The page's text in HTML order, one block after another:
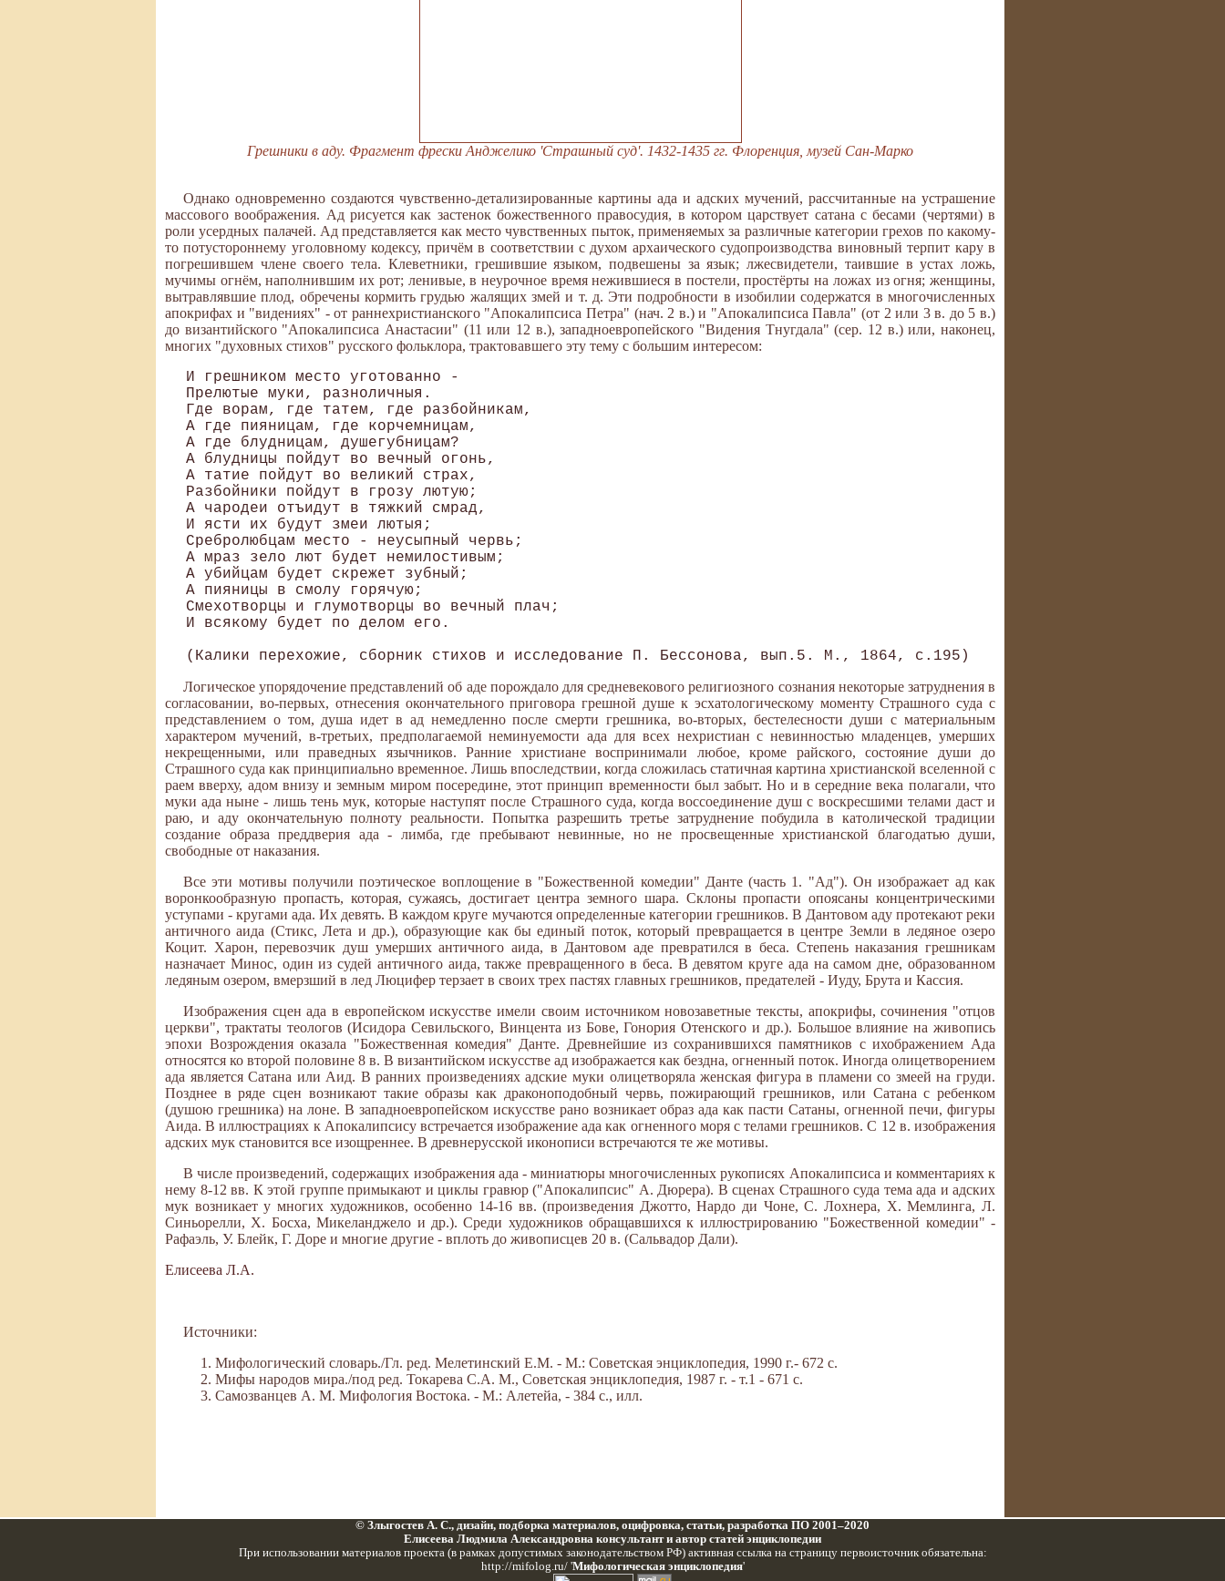
Грешники в аду. Фрагмент фрески Анджелико 'Страшный суд'. 1432-1435 гг. Флоренция, музей Сан-Марко
Однако одновременно создаются чувственно-детализированные картины ада и адских мучений, рассчитанные на устрашение
массового воображения. Ад рисуется как застенок божественного правосудия, в котором царствует сатана с бесами (чертями) в
роли усердных палачей. Ад представляется как место чувственных пыток, применяемых за различные категории грехов по какому-
то потустороннему уголовному кодексу, причём в соответствии с духом архаического судопроизводства виновный терпит кару в
погрешившем члене своего тела. Клеветники, грешившие языком, подвешены за язык; лжесвидетели, таившие в устах ложь,
мучимы огнём, наполнившим их рот; ленивые, в неурочное время нежившиеся в постели, простёрты на ложах из огня; женщины,
вытравлявшие плод, обречены кормить грудью жалящих змей и т. д. Эти подробности в изобилии содержатся в многочисленных
апокрифах и "видениях" - от раннехристианского "Апокалипсиса Петра" (нач. 2 в.) и "Апокалипсиса Павла" (от 2 или 3 в. до 5 в.)
до византийского "Апокалипсиса Анастасии" (11 или 12 в.), западноевропейского "Видения Тнугдала" (сер. 12 в.) или, наконец,
многих "духовных стихов" русского фольклора, трактовавшего эту тему с большим интересом:
И грешником место уготованно -
Прелютые муки, разноличныя.
Где ворам, где татем, где разбойникам,
А где пияницам, где корчемницам,
А где блудницам, душегубницам?
А блудницы пойдут во вечный огонь,
А татие пойдут во великий страх,
Разбойники пойдут в грозу лютую;
А чародеи отъидут в тяжкий смрад,
И ясти их будут змеи лютыя;
Сребролюбцам место - неусыпный червь;
А мраз зело лют будет немилостивым;
А убийцам будет скрежет зубный;
А пияницы в смолу горячую;
Смехотворцы и глумотворцы во вечный плач;
И всякому будет по делом его.
Логическое упорядочение представлений об аде порождало для средневекового религиозного сознания некоторые затруднения в
согласовании, во-первых, отнесения окончательного приговора грешной душе к эсхатологическому моменту Страшного суда с
представлением о том, душа идет в ад немедленно после смерти грешника, во-вторых, бестелесности души с материальным
характером мучений, в-третьих, предполагаемой неминуемости ада для всех нехристиан с невинностью младенцев, умерших
некрещенными, или праведных язычников. Ранние христиане воспринимали любое, кроме райского, состояние души до
Страшного суда как принципиально временное. Лишь впоследствии, когда сложилась статичная картина христианской вселенной с
раем вверху, адом внизу и земным миром посередине, этот принцип временности был забыт. Но и в середние века полагали, что
муки ада ныне - лишь тень мук, которые наступят после Страшного суда, когда воссоединение душ с воскресшими телами даст и
раю, и аду окончательную полноту реальности. Попытка разрешить третье затруднение побудила в католической традиции
создание образа преддверия ада - лимба, где пребывают невинные, но не просвещенные христианской благодатью души,
свободные от наказания.
Все эти мотивы получили поэтическое воплощение в "Божественной комедии" Данте (часть 1. "Ад"). Он изображает ад как
воронкообразную пропасть, которая, сужаясь, достигает центра земного шара. Склоны пропасти опоясаны концентрическими
уступами - кругами ада. Их девять. В каждом круге мучаются определенные категории грешников. В Дантовом аду протекают реки
античного аида (Стикс, Лета и др.), образующие как бы единый поток, который превращается в центре Земли в ледяное озеро
Коцит. Харон, перевозчик душ умерших античного аида, в Дантовом аде превратился в беса. Степень наказания грешникам
назначает Минос, один из судей античного аида, также превращенного в беса. В девятом круге ада на самом дне, образованном
ледяным озером, вмерзший в лед Люцифер терзает в своих трех пастях главных грешников, предателей - Иуду, Брута и Кассия.
Изображения сцен ада в европейском искусстве имели своим источником новозаветные тексты, апокрифы, сочинения "отцов
церкви", трактаты теологов (Исидора Севильского, Винцента из Бове, Гонория Отенского и др.). Большое влияние на живопись
эпохи Возрождения оказала "Божественная комедия" Данте. Древнейшие из сохранившихся памятников с ихображением Ада
относятся ко второй половине 8 в. В византийском искусстве ад изображается как бездна, огненный поток. Иногда олицетворением
ада является Сатана или Аид. В ранних произведениях адские муки олицетворяла женская фигура в пламени со змеей на груди.
Позднее в ряде сцен возникают такие образы как драконоподобный червь, пожирающий грешников, или Сатана с ребенком
(душою грешника) на лоне. В западноевропейском искусстве рано возникает образ ада как пасти Сатаны, огненной печи, фигуры
Аида. В иллюстрациях к Апокалипсису встречается изображение ада как огненного моря с телами грешников. С 12 в. изображения
адских мук становится все изощреннее. В древнерусской иконописи встречаются те же мотивы.
В числе произведений, содержащих изображения ада - миниатюры многочисленных рукописях Апокалипсиса и комментариях к
нему 8-12 вв. К этой группе примыкают и циклы гравюр ("Апокалипсис" А. Дюрера). В сценах Страшного суда тема ада и адских
мук возникает у многих художников, особенно 14-16 вв. (произведения Джотто, Нардо ди Чоне, С. Лохнера, Х. Мемлинга, Л.
Синьорелли, Х. Босха, Микеланджело и др.). Среди художников обращавшихся к иллюстрированию "Божественной комедии" -
Рафаэль, У. Блейк, Г. Доре и многие другие - вплоть до живописцев 20 в. (Сальвадор Дали).
Елисеева Л.А.
Источники:
Мифологический словарь./Гл. ред. Мелетинский Е.М. - М.: Советская энциклопедия, 1990 г.- 672 с.
Мифы народов мира./под ред. Токарева С.А. М., Советская энциклопедия, 1987 г. - т.1 - 671 с.
Самозванцев А. М. Мифология Востока. - М.: Алетейа, - 384 с., илл.
© Злыгостев А. С., дизайн, подборка материалов, оцифровка, статьи, разработка ПО 2001–2020
Елисеева Людмила Александровна консультант и автор статей энциклопедии
При использовании материалов проекта (в рамках допустимых законодательством РФ) активная ссылка на страницу первоисточник обязательна:
http://mifolog.ru/ 'Мифологическая энциклопедия'